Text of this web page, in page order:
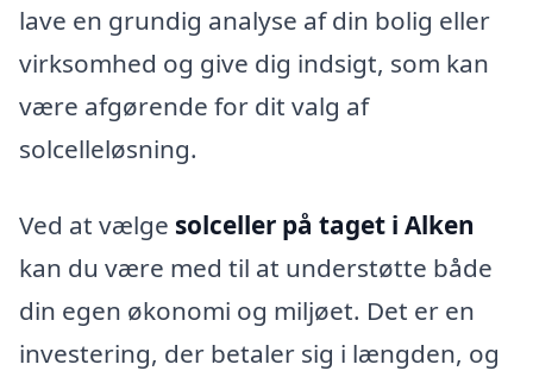
lave en grundig analyse af din bolig eller
virksomhed og give dig indsigt, som kan
være afgørende for dit valg af
solcelleløsning.
Ved at vælge solceller på taget i Alken
kan du være med til at understøtte både
din egen økonomi og miljøet. Det er en
investering, der betaler sig i længden, og